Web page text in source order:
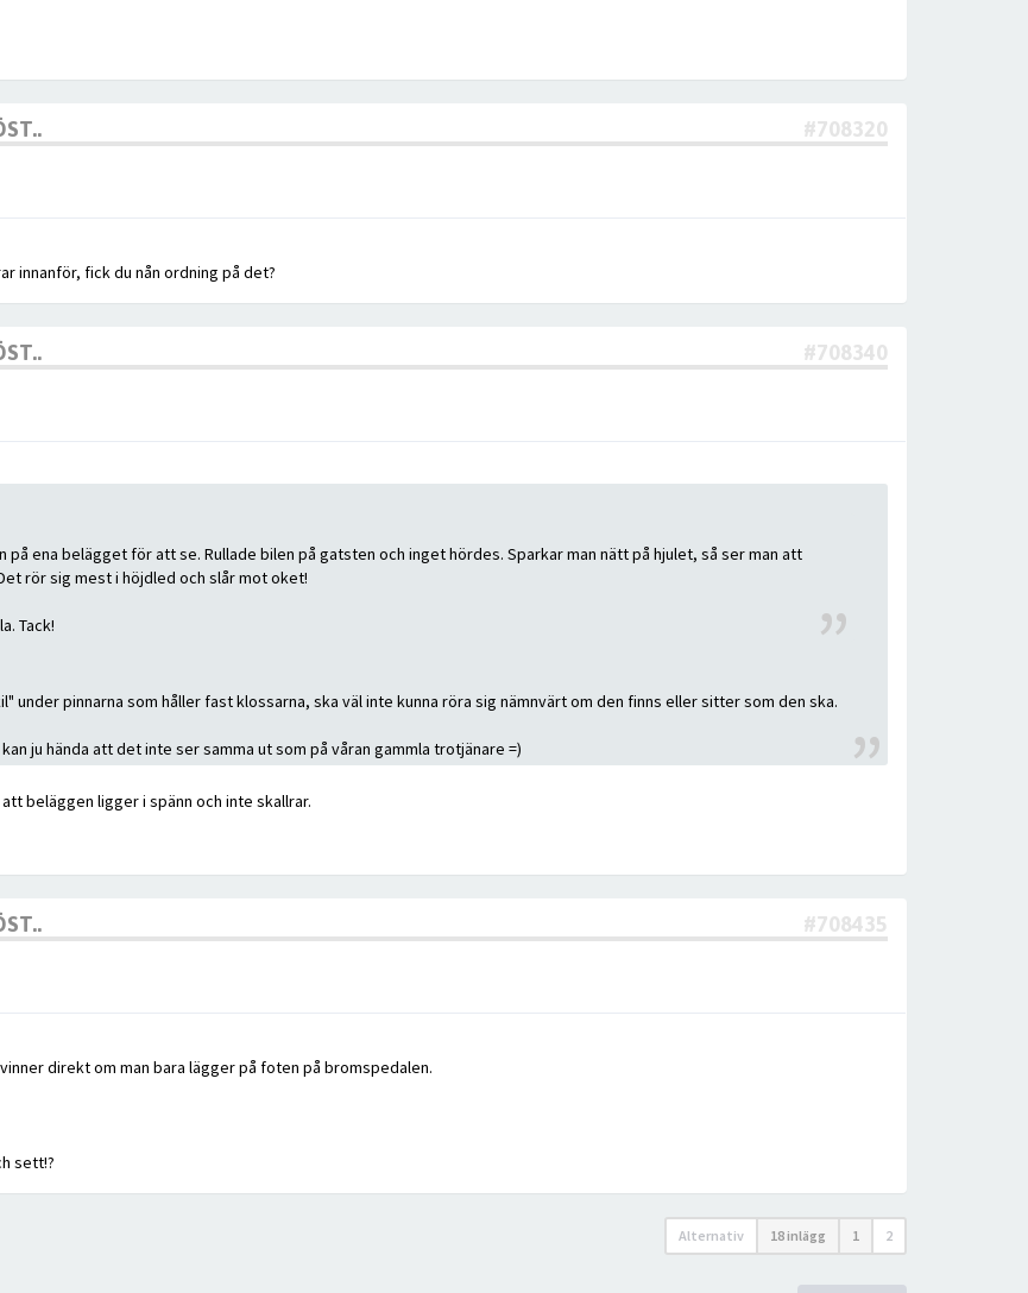
#708320
innanför, fick du nån ordning på det?
#708340
på ena belägget för att se. Rullade bilen på gatsten och inget hördes. Sparkar man nätt på hjulet, så ser man att
rör sig mest i höjdled och slår mot oket!
Tack!
under pinnarna som håller fast klossarna, ska väl inte kunna röra sig nämnvärt om den finns eller sitter som den ska.
ju hända att det inte ser samma ut som på våran gammla trotjänare =)
beläggen ligger i spänn och inte skallrar.
#708435
direkt om man bara lägger på foten på bromspedalen.
sett!?
Alternativ 18 inlägg 1 2